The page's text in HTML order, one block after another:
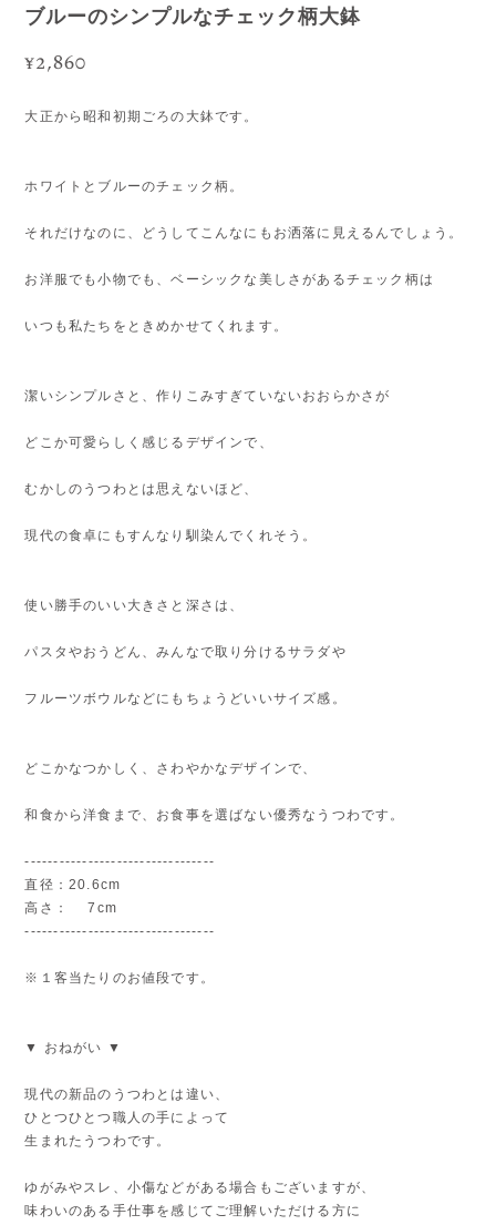
ブルーのシンプルなチェック柄大鉢
¥2,860
大正から昭和初期ごろの大鉢です。
ホワイトとブルーのチェック柄。
それだけなのに、どうしてこんなにもお洒落に見えるんでしょう。
お洋服でも小物でも、ベーシックな美しさがあるチェック柄は
いつも私たちをときめかせてくれます。
潔いシンプルさと、作りこみすぎていないおおらかさが
どこか可愛らしく感じるデザインで、
むかしのうつわとは思えないほど、
現代の食卓にもすんなり馴染んでくれそう。
使い勝手のいい大きさと深さは、
パスタやおうどん、みんなで取り分けるサラダや
フルーツボウルなどにもちょうどいいサイズ感。
どこかなつかしく、さわやかなデザインで、
和食から洋食まで、お食事を選ばない優秀なうつわです。
---------------------------------
直径：20.6cm
高さ： 7cm
---------------------------------
※１客当たりのお値段です。
▼ おねがい ▼
現代の新品のうつわとは違い、
ひとつひとつ職人の手によって
生まれたうつわです。
ゆがみやスレ、小傷などがある場合もございますが、
味わいのある手仕事を感じてご理解いただける方に